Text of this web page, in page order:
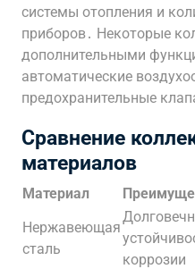
системы отопления и
приборов․ Некоторые
дополнительными
автоматические
предохранительные
Сравнение
материалов
Материал
Нержавеющая
сталь
коррозии